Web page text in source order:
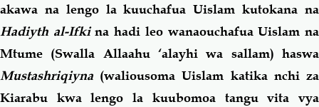
akawa na lengo la kuuchafua Uislam kutokana na
Hadiyth al-Ifkina hadi leo wanaouchafua Uislam na
Mtume (Swalla Allaahu ‘alayhi wa sallam) haswa
Mustashriqiyna (waliousoma Uislam katika nchi za
Kiarabu kwa lengo la kuubomoa tangu vita vya